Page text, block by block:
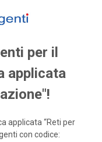
per il
applicata
applicata “Reti per
con codice: